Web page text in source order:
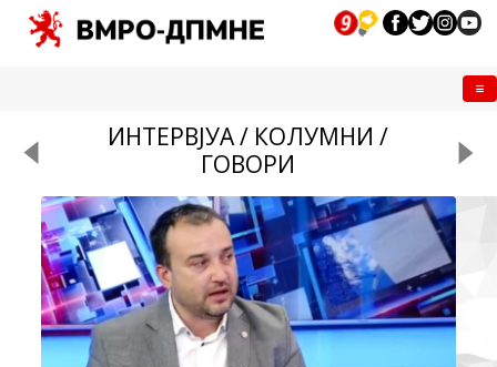
ИНТЕРВЈУА / КОЛУМНИ /
ГОВОРИ